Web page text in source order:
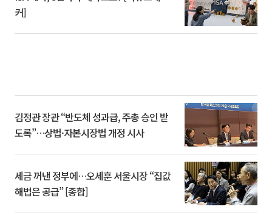
커]
김정관 장관 “반도체 성과급, 주총 승인 받
도록”…상법·자본시장법 개정 시사
세금 꺼낸 정부에…오세훈 서울시장 “집값
해법은 공급” [종합]